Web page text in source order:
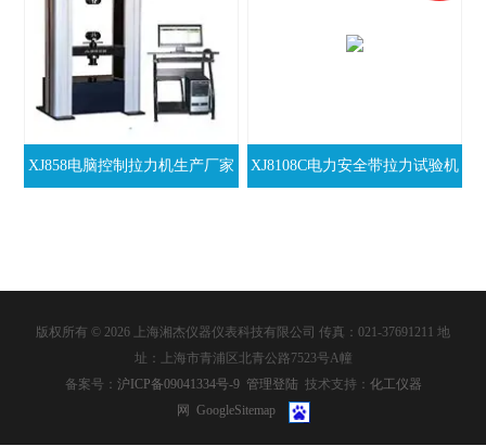
XJ858电脑控制拉力机生产厂家 XJ8108C电力安全带拉力试验机
版权所有 © 2026 上海湘杰仪器仪表科技有限公司 传真：021-37691211 地
址：上海市青浦区北青公路7523号A幢
备案号： 沪ICP备09041334号-9 管理登陆 技术支持： 化工仪器
网 GoogleSitemap